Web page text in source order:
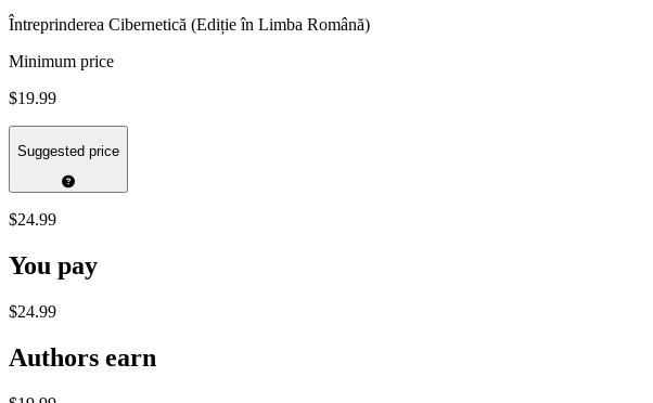
Întreprinderea Cibernetică (Ediție în Limba Română)
Minimum price
$19.99
Suggested price
$24.99
You pay
$24.99
Authors earn